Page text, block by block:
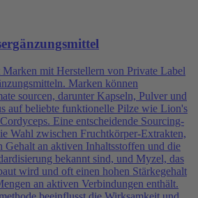
mit Herstellern von Private Label
Marken können
sourcen, darunter Kapseln, Pulver und
auf beliebte funktionelle Pilze wie Lion's
Eine entscheidende Sourcing-
Wahl zwischen Fruchtkörper-Extrakten,
Gehalt an aktiven Inhaltsstoffen und die
bekannt sind, und Myzel, das
wird und oft einen hohen Stärkegehalt
an aktiven Verbindungen enthält.